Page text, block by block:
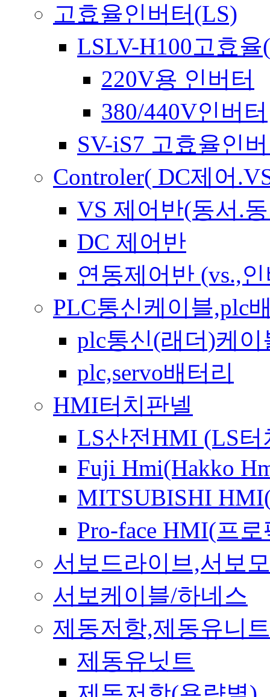
고효율인버터(LS)
LSLV-H100고효
220V용 인버터
380/440V인버터
SV-iS7 고효율인
Controler( DC제어
VS 제어반(동서.
DC 제어반
연동제어반 (vs.,
PLC통신케이블,plc
plc통신(래더)케이
plc,servo배터리
HMI터치판넬
LS산전HMI (LS
Fuji Hmi(Hakko
MITSUBISHI
Pro-face HMI(프
서보드라이브,서보
서보케이블/하네스
제동저항,제동유니트
제동유닛트